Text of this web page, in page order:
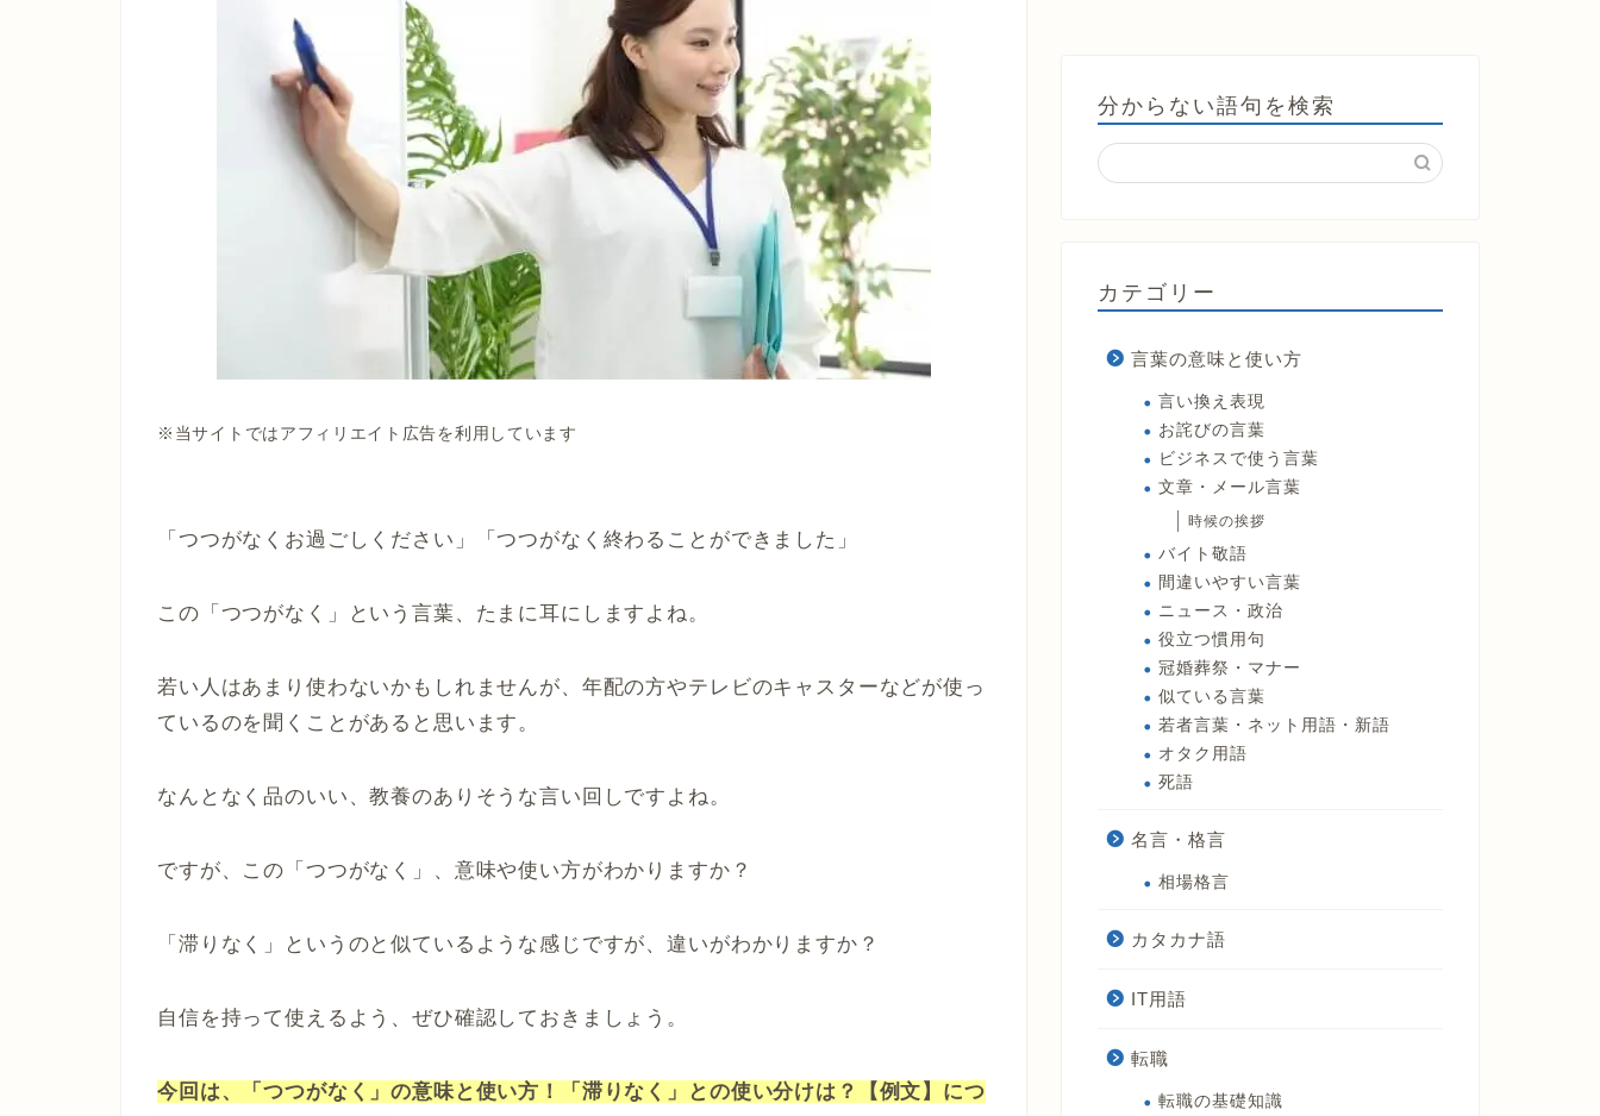
※当サイトではアフィリエイト広告を利用しています
「つつがなくお過ごしください」「つつがなく終わることができました」
この「つつがなく」という言葉、たまに耳にしますよね。
若い人はあまり使わないかもしれませんが、年配の方やテレビのキャスターなどが使っ
ているのを聞くことがあると思います。
なんとなく品のいい、教養のありそうな言い回しですよね。
ですが、この「つつがなく」、意味や使い方がわかりますか？
「滞りなく」というのと似ているような感じですが、違いがわかりますか？
自信を持って使えるよう、ぜひ確認しておきましょう。
今回は、「つつがなく」の意味と使い方！「滞りなく」との使い分けは？【例文】につ
分からない語句を検索
カテゴリー
言葉の意味と使い方
言い換え表現
お詫びの言葉
ビジネスで使う言葉
文章・メール言葉
時候の挨拶
バイト敬語
間違いやすい言葉
ニュース・政治
役立つ慣用句
冠婚葬祭・マナー
似ている言葉
若者言葉・ネット用語・新語
オタク用語
死語
名言・格言
相場格言
カタカナ語
IT用語
転職
転職の基礎知識